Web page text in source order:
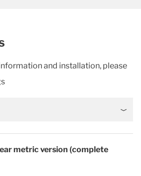
and installation, please
metric version (complete